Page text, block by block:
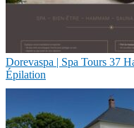
Dorevaspa | Spa Tours 37
Épilation